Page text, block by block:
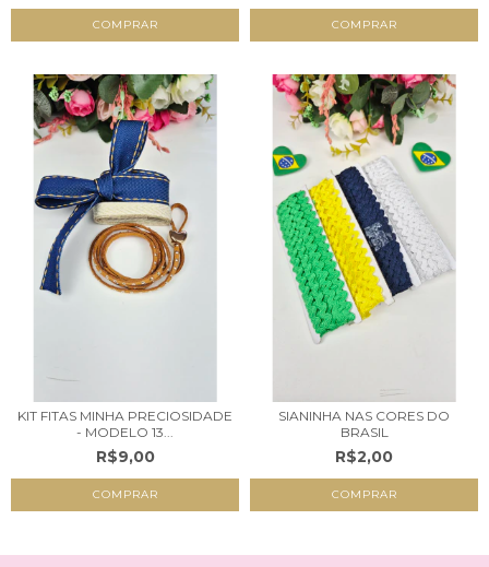
KIT FITAS MINHA PRECIOSIDADE
- MODELO 13...
R$9,00
SIANINHA NAS CORES DO
BRASIL
R$2,00
COMPRAR